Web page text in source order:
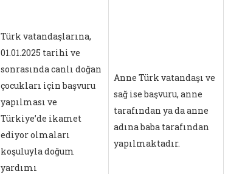
Türk vatandaşlarına,
01.01.2025 tarihi ve
sonrasında canlı doğan
çocukları için başvuru
yapılması ve
Türkiye’de ikamet
ediyor olmaları
koşuluyla doğum
yardımı
Anne Türk vatandaşı ve
sağ ise başvuru, anne
tarafından ya da anne
adına baba tarafından
yapılmaktadır.